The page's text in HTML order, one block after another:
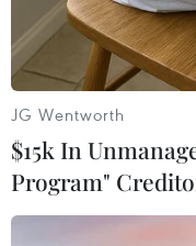
JG Wentworth
$15k In
Program"